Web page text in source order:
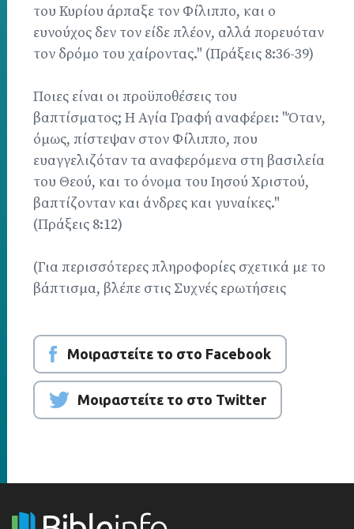
του Κυρίου άρπαξε τον Φίλιππο, και ο
ευνούχος δεν τον είδε πλέον, αλλά πορευόταν
τον δρόμο του χαίροντας." (Πράξεις 8:36-39)
Ποιες είναι οι προϋποθέσεις του
βαπτίσματος; Η Αγία Γραφή αναφέρει: "Όταν,
όμως, πίστεψαν στον Φίλιππο, που
ευαγγελιζόταν τα αναφερόμενα στη βασιλεία
του Θεού, και το όνομα του Ιησού Χριστού,
βαπτίζονταν και άνδρες και γυναίκες."
(Πράξεις 8:12)
(Για περισσότερες πληροφορίες σχετικά με το
βάπτισμα, βλέπε στις Συχνές ερωτήσεις
Μοιραστείτε το στο Facebook
Μοιραστείτε το στο Twitter